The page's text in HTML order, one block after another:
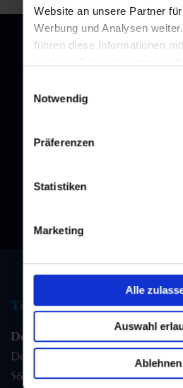
Website an unsere Partner
Werbung und Analysen
führen diese Informationen
Nutzung der Dienste
Notwendig
Präferenzen
Statistiken
Marketing
Alle
Auswahl
Ablehnen
Melden Sie sich bei unserem
Tourismus Information
Dorfgastein
Dorfstraße 1,
5632 Dorfgastein